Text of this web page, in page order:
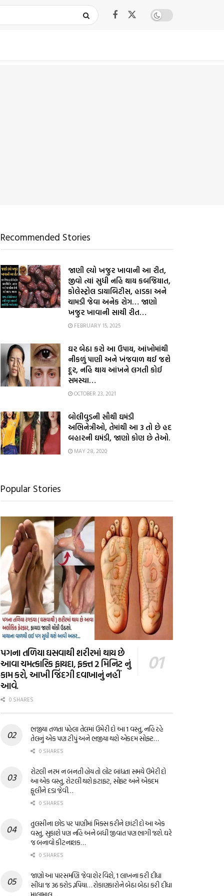
Recommended Stories
જાણી લ્યો ખજુર ખાવાની આ રીત,
જીવો ત્યાં સુધી નહિ થાય કબજિયાત,
કોલેસ્ટ્રોલ ડાયાબિટીસ, હાડકા અને
ચામડી જેવા અનેક રોગ… જાણો
ખજુર ખાવાની સાચી રીત…
FEBRUARY 15, 2025
ઘર બેઠા કરો આ ઉપાય, આંખોમાંથી
નીકળું પાણી અને ખંજવાળ થઈ જશે
દૂર, નહિ થાય આંખને લગતી કોઈ
સમસ્યા…
OCTOBER 23, 2021
બોલીવુડની સૌથી ઘમંડી
અભિનેત્રીઓ, તેમાંથી આ 3 તો છે હદ
બહારની ઘમંડી, જાણો કોણ છે તેઓ.
MAY 28, 2020
Popular Stories
પગના તળિયા ઘસવાથી શરીરમાં થાય છે
આવા ચમત્કારિક ફાયદા, ફક્ત 2 મિનિટ નું
કામ કરો, આખી જિંદગી દવાખાનું નહીં
આવે.
0 SHARES
ભજીયા તળતા પહેલા તેલમાં ઉમેરી દો આ 1 વસ્તુ, નહિ રહે
તેલનું એક પણ ટીપું અને ભજીયા થશે એકદમ સોફ્ટ…
0 SHARES
રોટલી નરમ ન બનતી હોય તો લોટ બાંધતા સમયે ઉમેરી દો
આ એક વસ્તુ, રોટલી થશે ફટાફટ, સોફ્ટ અને એકદમ
ફૂલીને દડા જેવી…
0 SHARES
તુલસીના છોડ પર પાણીમાં મિક્સ કરીને છાંટી દો આ એક
વસ્તુ, સુકાશે પણ નહિ અને બધી જીવાત પણ ભાગી જશે. ઘરે
જ બનાવો કીટનાશક…
0 SHARES
જાણો આ પારસમણિ જેવા શેર વિશે, 1 લાખના કરી દીધા
સીધા જ 36 કરોડ રૂપિયા… રોકાણકારોને બેઠા બેઠા કરી દીધા